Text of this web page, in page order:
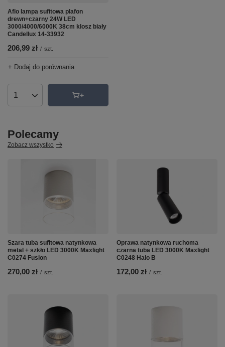
Aflo lampa sufitowa plafon
drewn+czarny 24W LED
3000/4000/6000K 38cm klosz biały
Candellux 14-33932
206,99 zł / szt.
+ Dodaj do porównania
Ilość produktów
Polecamy
Zobacz wszystko
Szara tuba sufitowa natynkowa
metal + szkło LED 3000K Maxlight
C0274 Fusion
270,00 zł / szt.
Oprawa natynkowa ruchoma
czarna tuba LED 3000K Maxlight
C0248 Halo B
172,00 zł / szt.